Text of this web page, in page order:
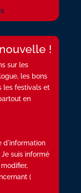
!
sur les
les bons
les festivals et
en
d'information
suis informé
(